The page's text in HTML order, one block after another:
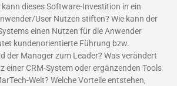
kann dieses Software-Investition in ein
User Nutzen stiften? Wie kann der
einen Nutzen für die Anwender
kundenorientierte Führung bzw.
der Manager zum Leader? Was verändert
einer CRM-System oder ergänzenden Tools
Welt? Welche Vorteile entstehen,